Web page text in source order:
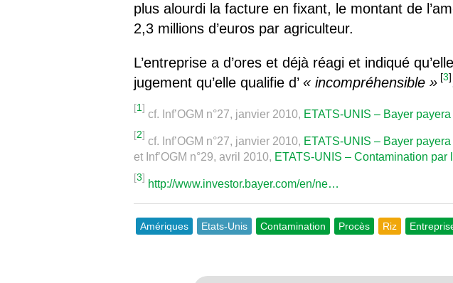
plus alourdi la facture en fixant, le montant de
2,3 millions d’euros par agriculteur.
L’entreprise a d’ores et déjà réagi et indiqué
jugement qu’elle qualifie d’« incompréhensible » [3]
[1]
cf. Inf’OGM n°27, janvier 2010, ETATS-UNIS – Bayer
[2]
cf. Inf’OGM n°27, janvier 2010, ETATS-UNIS – Bayer
et Inf’OGM n°29, avril 2010, ETATS-UNIS – Contamination
[3]
http://www.investor.bayer.com/en/ne…
Amériques Etats-Unis Contamination Procès Riz